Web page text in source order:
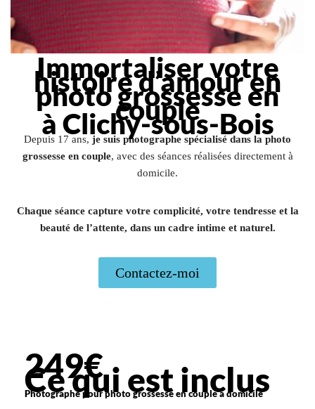
Immortaliser votre
histoire d’amour en
photo grossesse en
couple
à Clichy-sous-Bois
Depuis 17 ans, je suis photographe spécialisé dans la photo
grossesse en couple, avec des séances réalisées directement à
domicile.
Chaque séance capture votre complicité, votre tendresse et la
beauté de l’attente, dans un cadre intime et naturel.
Contactez-moi
249€
Ce qui est inclus
Photographe pour photo grossesse en couple à domicile